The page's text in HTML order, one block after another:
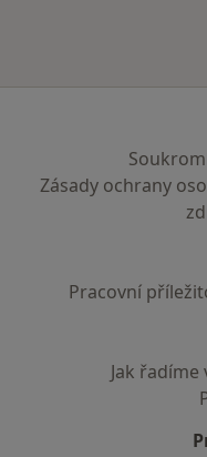
Zásady ochrany
Pracovní
Jak řadíme